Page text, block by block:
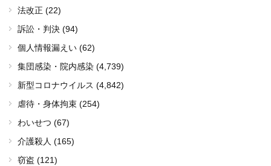
法改正 (22)
訴訟・判決 (94)
個人情報漏えい (62)
集団感染・院内感染 (4,739)
新型コロナウイルス (4,842)
虐待・身体拘束 (254)
わいせつ (67)
介護殺人 (165)
窃盗 (121)